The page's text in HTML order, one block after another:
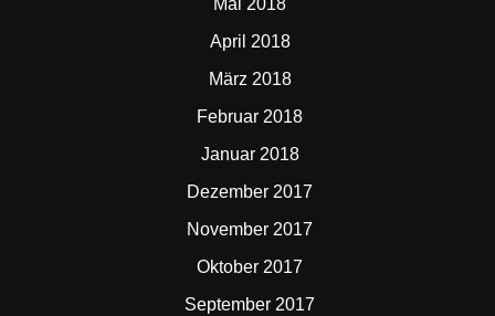
Mai 2018
April 2018
März 2018
Februar 2018
Januar 2018
Dezember 2017
November 2017
Oktober 2017
September 2017